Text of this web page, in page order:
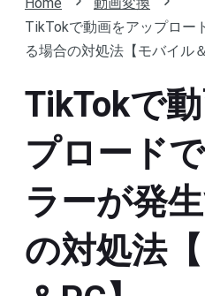
TikTokで動画をアップロー
る場合の対処法【モバイル＆
TikTokで
プロード
ラーが発
の対処法